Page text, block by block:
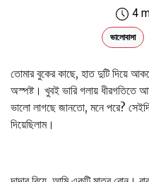
4
ভালোবাসা
তোমার বুকের কাছে, হাত দুটি দিয়ে
অস্পষ্ট। খুবই ভারি গলায় ধীরগতিতে
ভালো লাগছে জানতো, মনে পরে?
দিয়েছিলাম।